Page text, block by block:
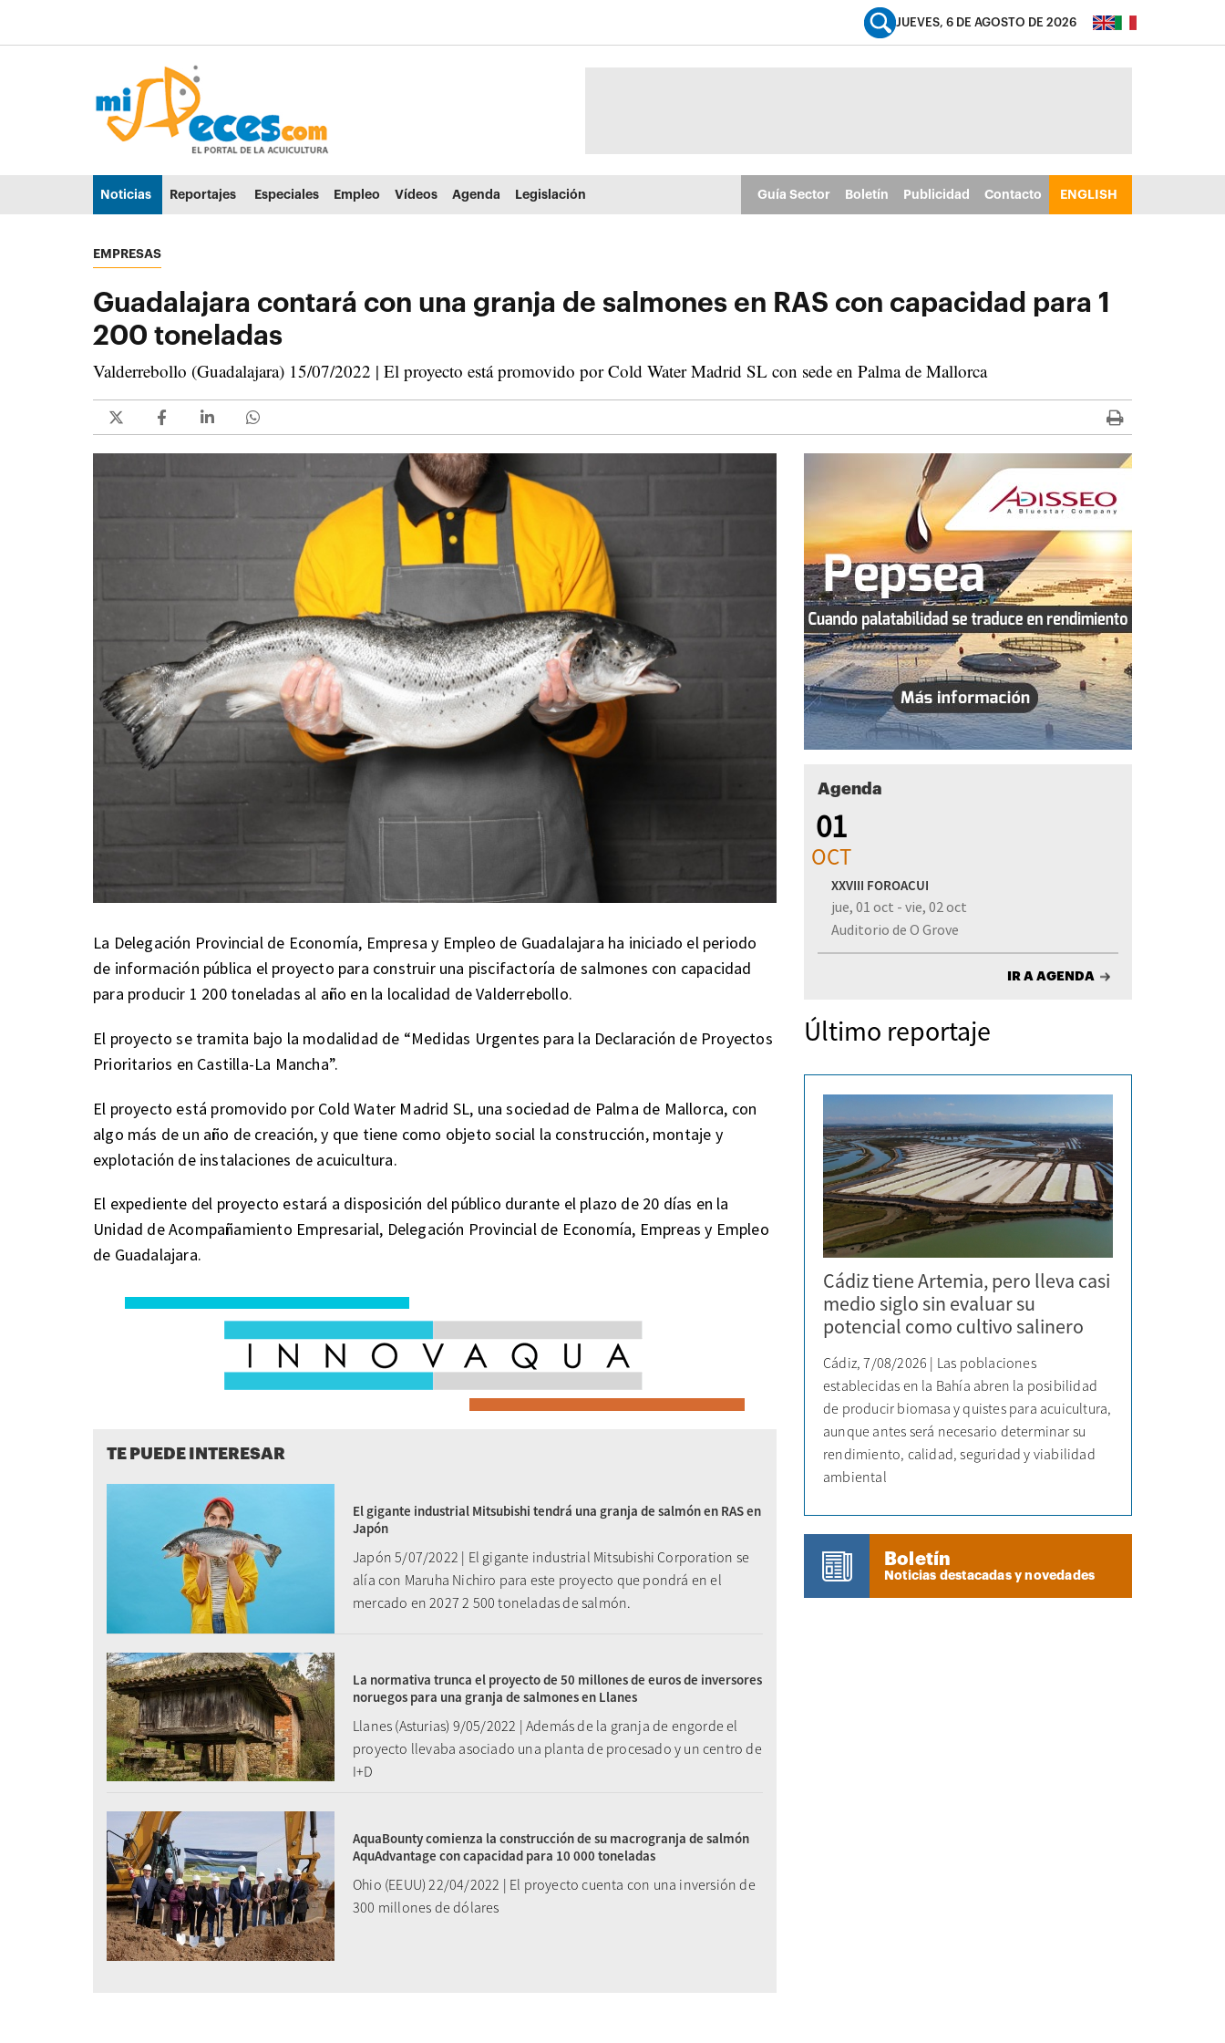
Ir al menú principal (alt + u)
JUEVES, 6 DE AGOSTO DE 2026
Noticias Reportajes Especiales Empleo Vídeos Agenda Legislación Guía Sector Boletín Publicidad Contacto ENGLISH
EMPRESAS
Guadalajara contará con una granja de salmones en RAS con capacidad para 1
200 toneladas
Valderrebollo (Guadalajara) 15/07/2022 | El proyecto está promovido por Cold Water Madrid SL con sede en Palma de Mallorca
La Delegación Provincial de Economía, Empresa y Empleo de Guadalajara ha iniciado el periodo
de información pública el proyecto para construir una piscifactoría de salmones con capacidad
para producir 1 200 toneladas al año en la localidad de Valderrebollo.
El proyecto se tramita bajo la modalidad de “Medidas Urgentes para la Declaración de Proyectos
Prioritarios en Castilla-La Mancha”.
El proyecto está promovido por Cold Water Madrid SL, una sociedad de Palma de Mallorca, con
algo más de un año de creación, y que tiene como objeto social la construcción, montaje y
explotación de instalaciones de acuicultura.
El expediente del proyecto estará a disposición del público durante el plazo de 20 días en la
Unidad de Acompañamiento Empresarial, Delegación Provincial de Economía, Empreas y Empleo
de Guadalajara.
TE PUEDE INTERESAR
El gigante industrial Mitsubishi tendrá una granja de salmón en RAS en
Japón
Japón 5/07/2022 | El gigante industrial Mitsubishi Corporation se
alía con Maruha Nichiro para este proyecto que pondrá en el
mercado en 2027 2 500 toneladas de salmón.
La normativa trunca el proyecto de 50 millones de euros de inversores
noruegos para una granja de salmones en Llanes
Llanes (Asturias) 9/05/2022 | Además de la granja de engorde el
proyecto llevaba asociado una planta de procesado y un centro de
I+D
AquaBounty comienza la construcción de su macrogranja de salmón
AquAdvantage con capacidad para 10 000 toneladas
Ohio (EEUU) 22/04/2022 | El proyecto cuenta con una inversión de
300 millones de dólares
Agenda
01
OCT
XXVIII FOROACUI
jue, 01 oct - vie, 02 oct
Auditorio de O Grove
IR A AGENDA
Último reportaje
Cádiz tiene Artemia, pero lleva casi
medio siglo sin evaluar su
potencial como cultivo salinero
Cádiz, 7/08/2026 | Las poblaciones
establecidas en la Bahía abren la posibilidad
de producir biomasa y quistes para acuicultura,
aunque antes será necesario determinar su
rendimiento, calidad, seguridad y viabilidad
ambiental
Boletín
Noticias destacadas y novedades